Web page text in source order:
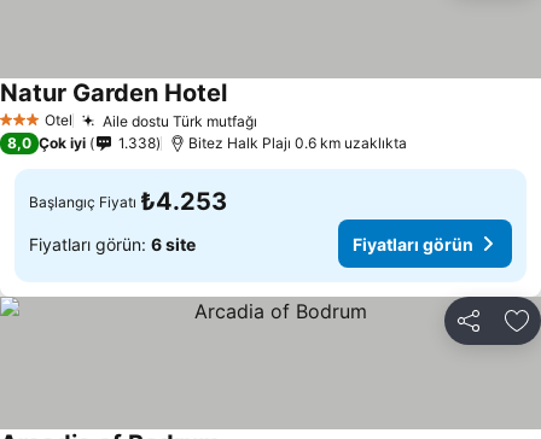
3 YıldızOtel Aile dostu Türk mutfağı
Natur Garden Hotel
8,0 Çok iyi 1.338 Bitez Halk Plajı 0.6 km uzaklıkta
Başlangıç Fiyatı ₺4.253
Fiyatları görün: 6 site Fiyatları görün
Paylaş